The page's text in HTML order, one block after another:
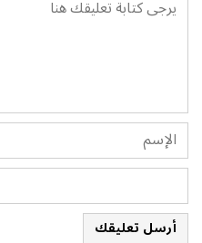
أرسل تعليقك